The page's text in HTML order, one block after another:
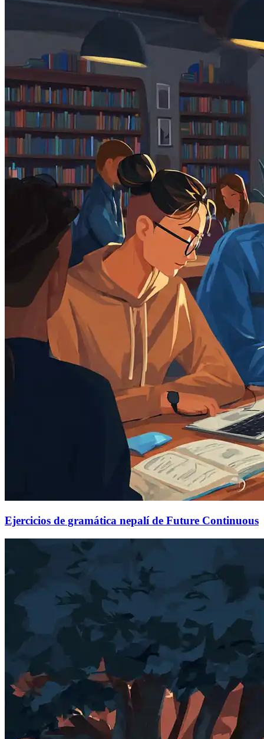
Ejercicios de gramática nepalí de Future Continuous